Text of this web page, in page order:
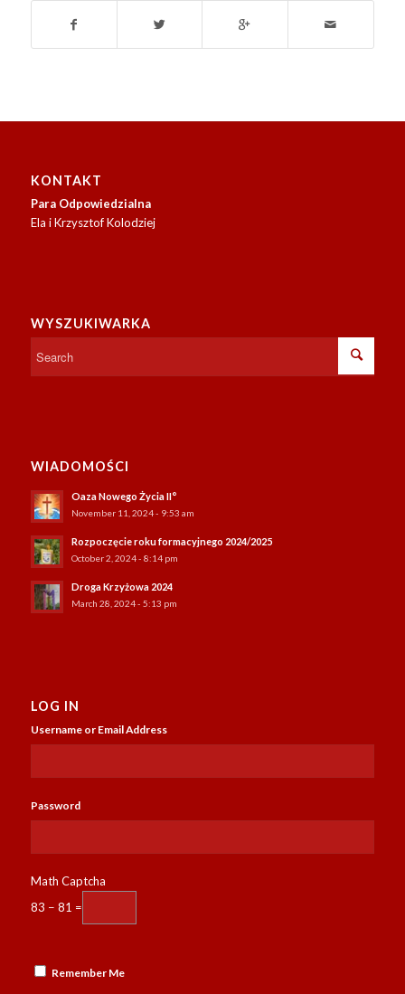
KONTAKT
Para Odpowiedzialna
Ela i Krzysztof Kolodziej
WYSZUKIWARKA
WIADOMOŚCI
Oaza Nowego Życia II°
November 11, 2024 - 9:53 am
Rozpoczęcie roku formacyjnego 2024/2025
October 2, 2024 - 8:14 pm
Droga Krzyżowa 2024
March 28, 2024 - 5:13 pm
LOG IN
Username or Email Address
Password
Math Captcha
83 − 81 =
Remember Me